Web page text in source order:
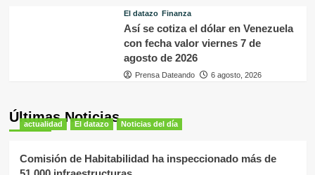
El datazo Finanza
Así se cotiza el dólar en Venezuela
con fecha valor viernes 7 de
agosto de 2026
Prensa Dateando 6 agosto, 2026
Últimas Noticias
actualidad El datazo Noticias del día
Comisión de Habitabilidad ha inspeccionado más de